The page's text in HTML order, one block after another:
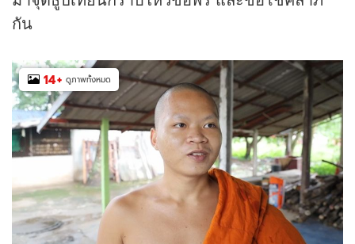
กัน
14+ ดูภาพทั้งหมด